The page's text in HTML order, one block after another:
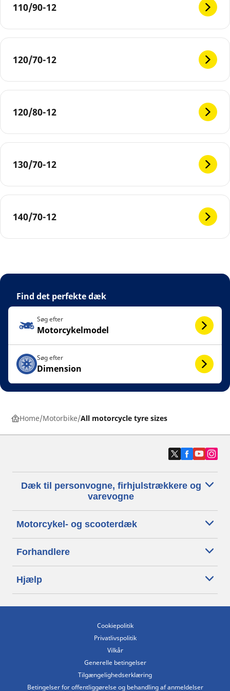
110/90-12
120/70-12
120/80-12
130/70-12
140/70-12
Find det perfekte dæk
Søg efter
Motorcykelmodel
Søg efter
Dimension
Home Motorbike All motorcycle tyre sizes
Dæk til personvogne, firhjulstrækkere og
varevogne
Motorcykel- og scooterdæk
Forhandlere
Hjælp
Cookiepolitik
Privatlivspolitik
Vilkår
Generelle betingelser
Tilgængelighedserklæring
Betingelser for offentliggørelse og behandling af anmeldelser